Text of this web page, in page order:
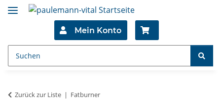
Mein Konto
Zurück zur Liste Fatburner